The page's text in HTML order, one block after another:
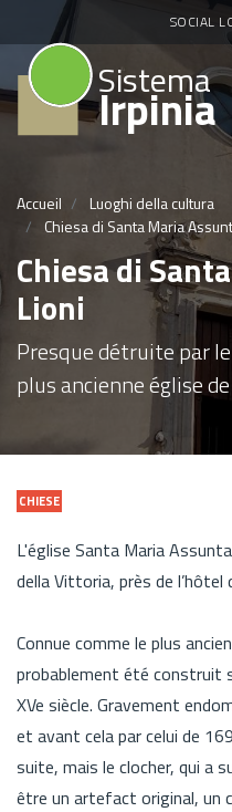
SOCIAL
Sistema
Irpinia
Accueil
Luoghi della cultura
Chiesa di Santa Maria
Chiesa di
Lioni
Presque détruite par
plus ancienne église
CHIESE
L'église Santa Maria
della Vittoria, près de l’hôtel
Connue comme le plus
probablement été construit
XVe siècle. Gravement
et avant cela par celui de
suite, mais le clocher, qui a
être un artefact original, un